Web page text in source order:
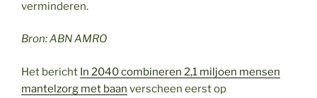
verminderen.
Bron: ABN AMRO
Het bericht In 2040 combineren 2,1 miljoen mensen
mantelzorg met baan verscheen eerst op